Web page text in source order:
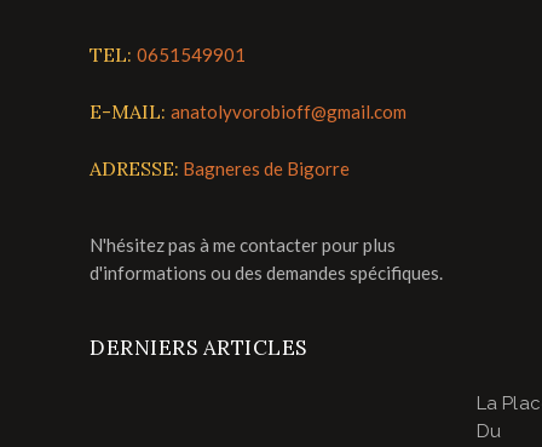
TEL: 0651549901
E-MAIL: anatolyvorobioff@gmail.com
ADRESSE: Bagneres de Bigorre
N'hésitez pas à me contacter pour plus
d'informations ou des demandes spécifiques.
DERNIERS ARTICLES
La
Du